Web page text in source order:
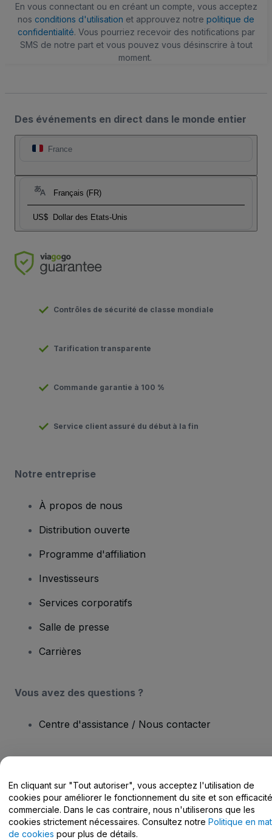
En vous connectant ou en créant un compte, vous acceptez
nos conditions d'utilisation et approuvez notre politique de
confidentialité. Vous pourriez recevoir des notifications par
SMS de notre part et vous pouvez vous désinscrire à tout
moment.
Des événements en direct dans le monde entier
France
Français (FR)
US$ Dollar des Etats-Unis
Contrôles de sécurité de classe mondiale
Tarification transparente
Commande garantie à 100 %
Service client assuré du début à la fin
Notre entreprise
À propos de nous
Distribution ouverte
Programme d'affiliation
Investisseurs
Services corporatifs
Salle de presse
Carrières
Vous avez des questions ?
Centre d'assistance / Nous contacter
Copyright © viagogo Entertainment Inc 2026 Informations sur
l'entreprise
En utilisant ce site web, vous acceptez lesConditions générales, la
Politique de confidentialité, laPolitique en matière de cookieset la
Politique de confidentialité pour les appareils mobiles
En cliquant sur "Tout autoriser", vous acceptez l'utilisation de
cookies pour améliorer le fonctionnement du site et son efficacité
commerciale. Dans le cas contraire, nous n'utiliserons que les
cookies strictement nécessaires. Consultez notre Politique en
de cookies pour plus de détails.